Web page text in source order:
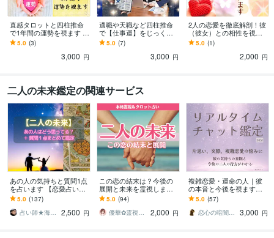
直感タロットと四柱推命
で1年間の運勢を視ます 運
勢を活かして、楽しい1年
を過ごせるようにしま
5.0 (3)
3,000 円
適職や天職など四柱推命
で【仕事運】をじっくり
視ます キャリアアップ/収
入アップ/転職/天職/起業/
5.0 (7)
3,000 円
2人の恋愛を徹底解剖！彼
（彼女）との相性を視ま
す 生年月日で紐解く！あ
なたとお相手の恋愛の型
5.0 (1)
2,000 円
二人の未来鑑定の関連サービス
あの人の気持ちと質問1点
を占います 【恋愛占い✖️
本音】気持ち＋聞きたい1
点を確認★
5.0 (137)
占い師★海の緑（うみのみどり）
2,500 円
この恋の結末は？今後の
展開と未来を霊視します
この先どうなる？待つべ
き？動くべき？この恋を
深く読み解きます
5.0 (94)
優華✿霊視で導く癒やしの恋占い師
2,000 円
複雑恋愛・運命の人｜彼
の本音と今後を視ます
即〜数時間以内対応可｜
モヤモヤから心が楽に✧
5.0 (57)
恋心の暗闇へ光を灯す│占い師ゆり❁⃘
3,000 円